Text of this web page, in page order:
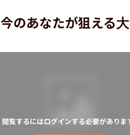
今のあなたが狙える
閲覧するにはログインする必要がありま